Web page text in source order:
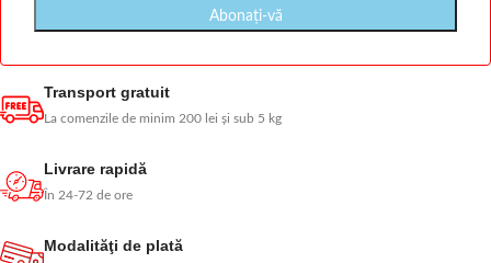
Transport gratuit
La comenzile de minim 200 lei și sub 5 kg
Livrare rapidă
În 24-72 de ore
Modalităţi de plată